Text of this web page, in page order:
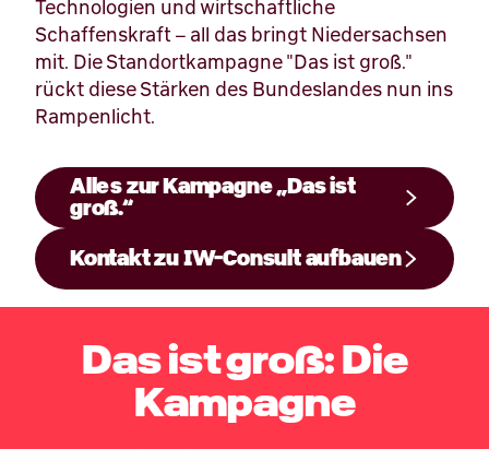
Technologien und wirtschaftliche
Schaffenskraft – all das bringt Niedersachsen
mit. Die Standortkampagne "Das ist groß."
rückt diese Stärken des Bundeslandes nun ins
Rampenlicht.
Alles zur Kampagne „Das ist
groß.“
Kontakt zu IW-Consult aufbauen
Das ist groß: Die
Kampagne